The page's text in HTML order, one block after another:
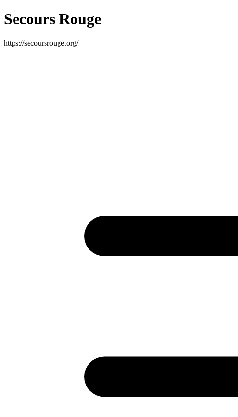
Secours Rouge
https://secoursrouge.org/